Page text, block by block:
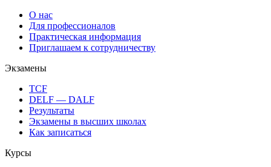
О нас
Для профессионалов
Практическая информация
Приглашаем к сотрудничеству
Экзамены
TCF
DELF — DALF
Результаты
Экзамены в высших школах
Как записаться
Курсы